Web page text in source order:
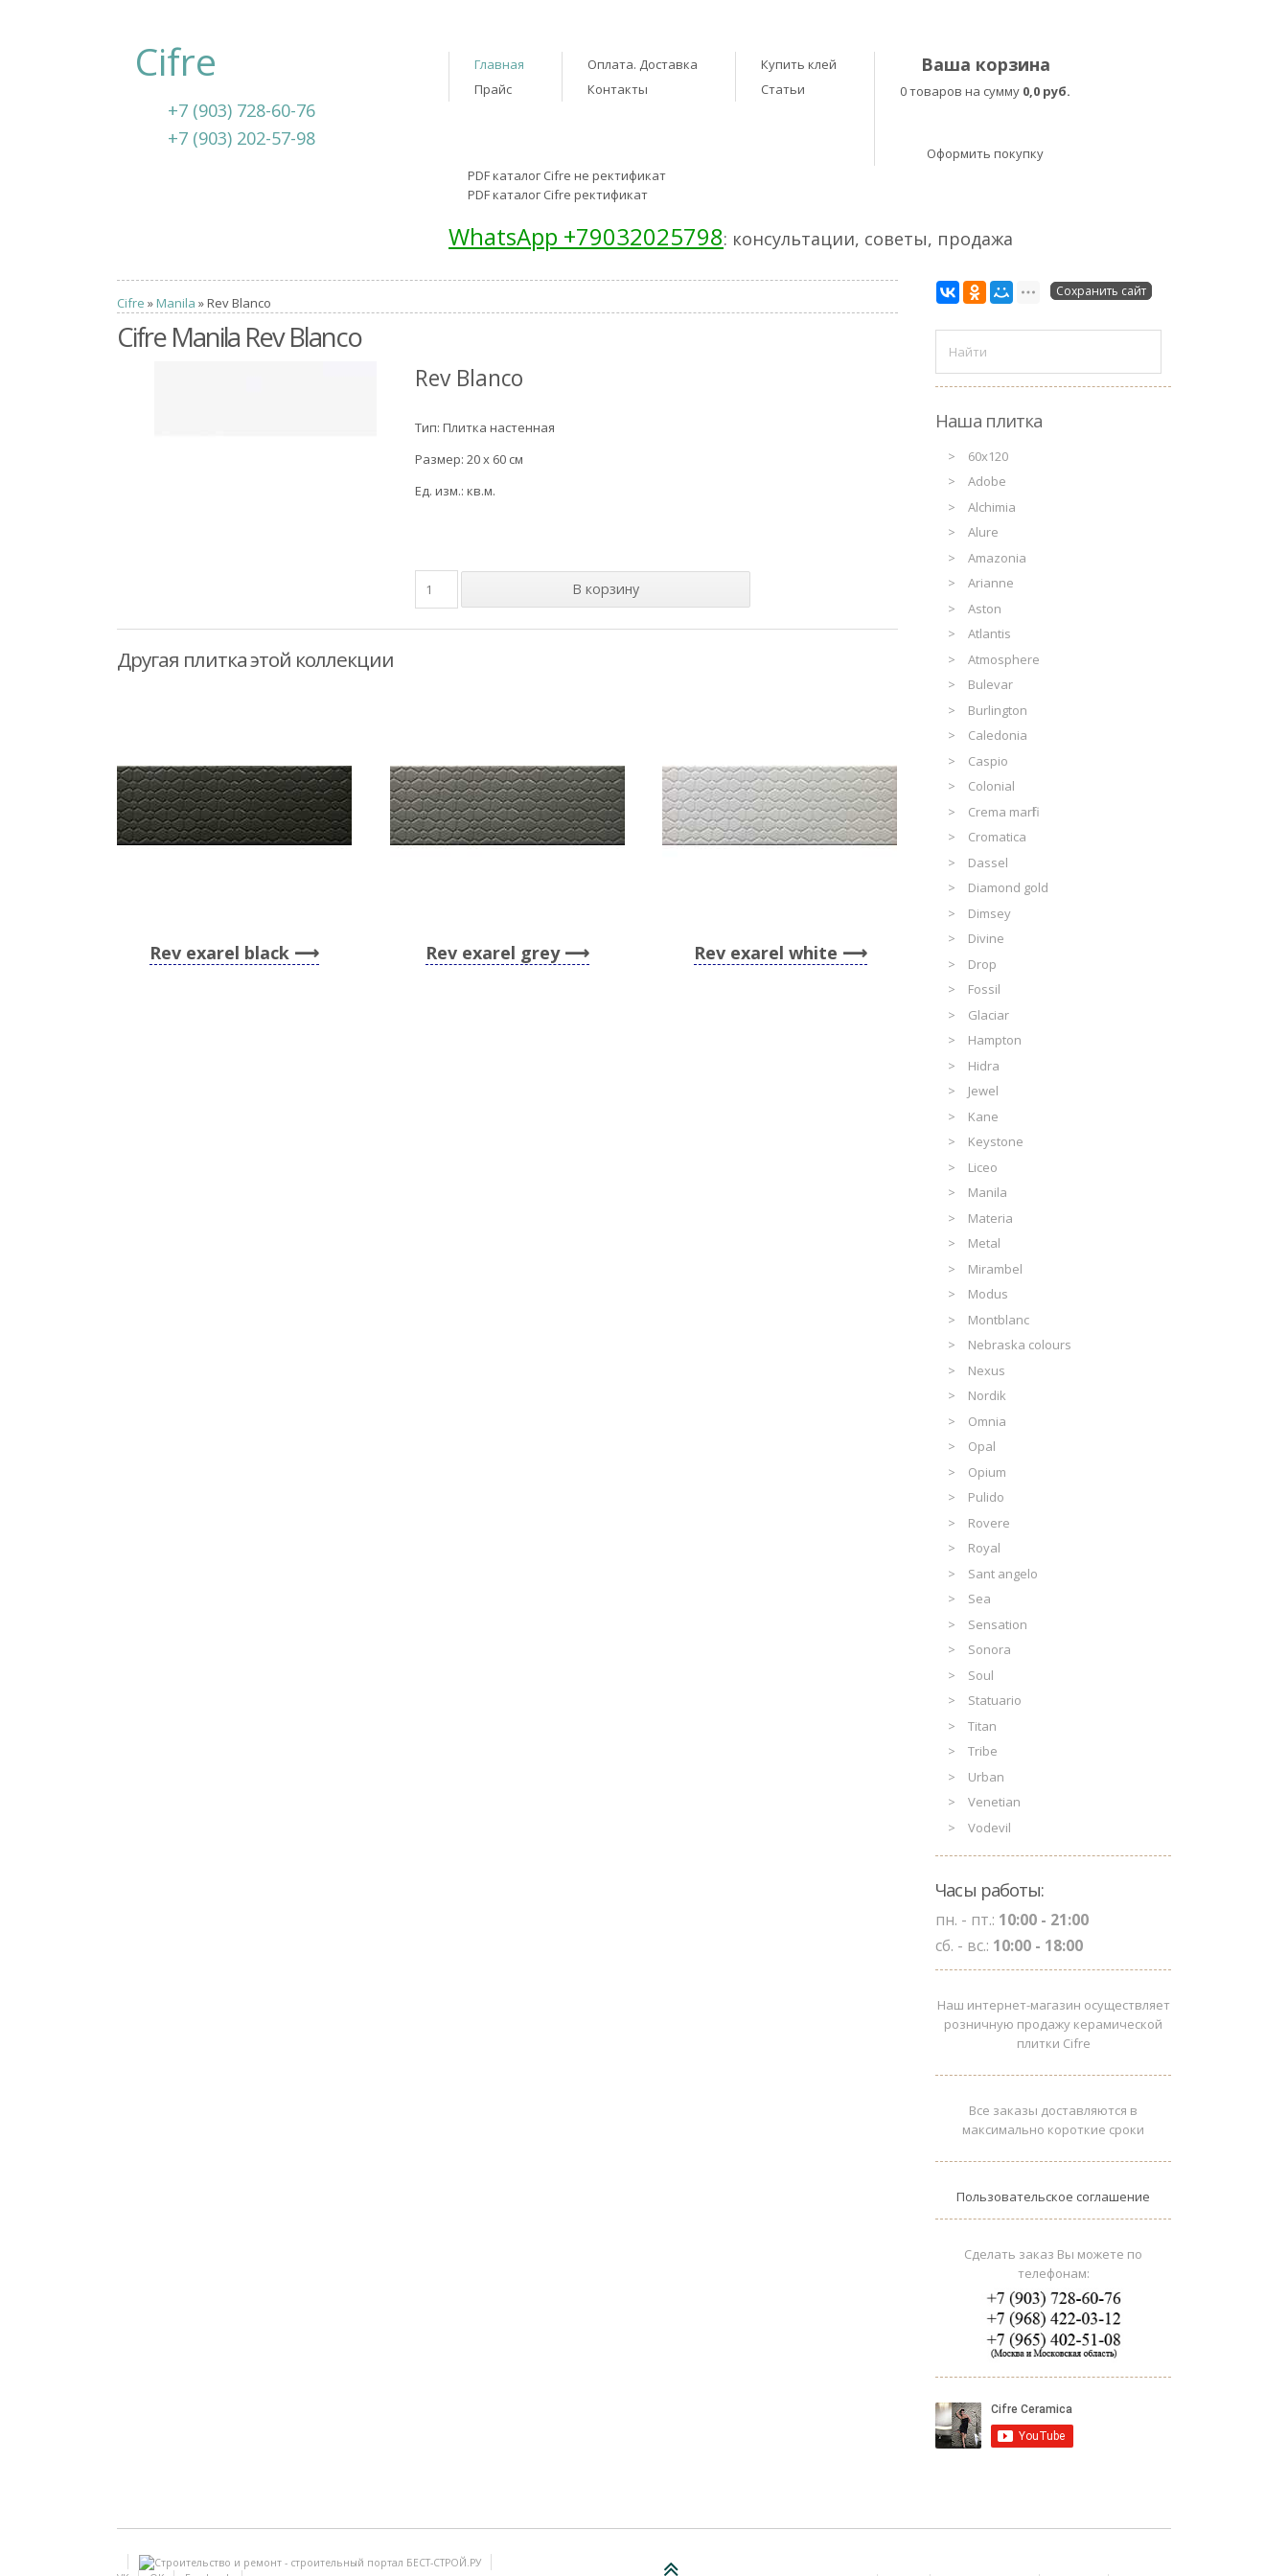
Cifre
+7 (903) 728-60-76
+7 (903) 202-57-98
Главная
Прайс
Оплата. Доставка
Контакты
Купить клей
Статьи
Ваша корзина
0 товаров на сумму 0,0 руб.
Оформить покупку
PDF каталог Cifre не ректификат
PDF каталог Cifre ректификат
WhatsApp +79032025798: консультации, советы, продажа
Cifre » Manila » Rev Blanco
Cifre Manila Rev Blanco
Rev Blanco
Тип: Плитка настенная
Размер: 20 x 60 см
Ед. изм.: кв.м.
Другая плитка этой коллекции
Rev exarel black Rev exarel grey Rev exarel white
Сохранить сайт
Наша плитка
60x120
Adobe
Alchimia
Alure
Amazonia
Arianne
Aston
Atlantis
Atmosphere
Bulevar
Burlington
Caledonia
Caspio
Colonial
Crema marfil
Cromatica
Dassel
Diamond gold
Dimsey
Divine
Drop
Fossil
Glaciar
Hampton
Hidra
Jewel
Kane
Keystone
Liceo
Manila
Materia
Metal
Mirambel
Modus
Montblanc
Nebraska colours
Nexus
Nordik
Omnia
Opal
Opium
Pulido
Rovere
Royal
Sant angelo
Sea
Sensation
Sonora
Soul
Statuario
Titan
Tribe
Urban
Venetian
Vodevil
Часы работы:
пн. - пт.: 10:00 - 21:00
сб. - вс.: 10:00 - 18:00
Наш интернет-магазин осуществляет
розничную продажу керамической
плитки Cifre
Все заказы доставляются в
максимально короткие сроки
Пользовательское соглашение
Сделать заказ Вы можете по
телефонам: